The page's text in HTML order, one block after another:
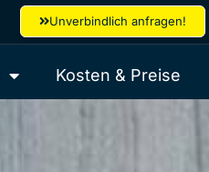
Unverbindlich anfragen!
Kosten & Preise